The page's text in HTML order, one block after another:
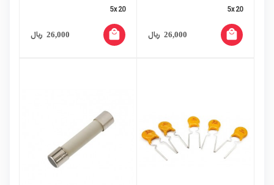
5x20
26,000 ریال local_mall
5x20
26,000 ریال local_mall